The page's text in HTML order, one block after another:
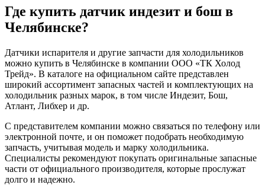
Где купить датчик индезит и бош в
Челябинске?
Датчики испарителя и другие запчасти для холодильников
можно купить в Челябинске в компании ООО «ТК Холод
Трейд». В каталоге на официальном сайте представлен
широкий ассортимент запасных частей и комплектующих на
холодильник разных марок, в том числе Индезит, Бош,
Атлант, Либхер и др.
С представителем компании можно связаться по телефону или
электронной почте, и он поможет подобрать необходимую
запчасть, учитывая модель и марку холодильника.
Специалисты рекомендуют покупать оригинальные запасные
части от официального производителя, которые прослужат
долго и надежно.